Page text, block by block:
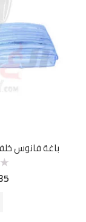
باغة فانوس